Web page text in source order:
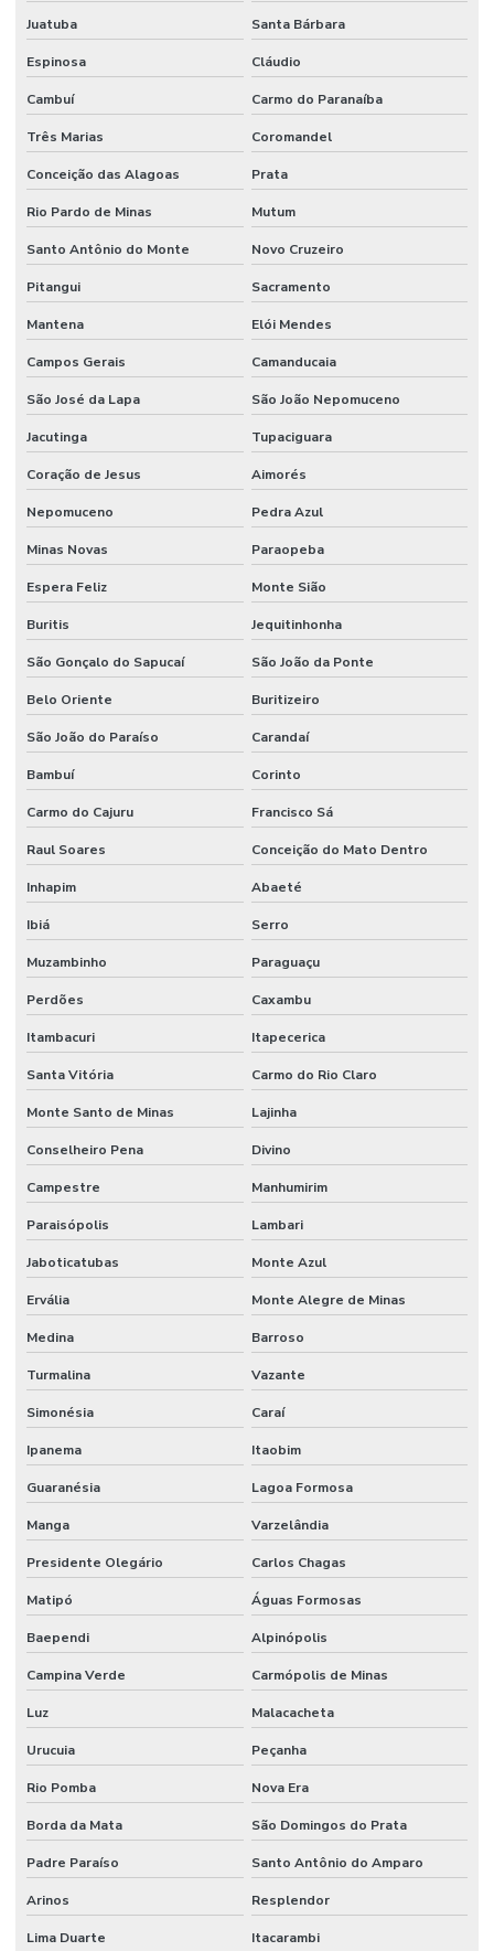
Juatuba Santa Bárbara
Espinosa Cláudio
Cambuí Carmo do Paranaíba
Três Marias Coromandel
Conceição das Alagoas Prata
Rio Pardo de Minas Mutum
Santo Antônio do Monte Novo Cruzeiro
Pitangui Sacramento
Mantena Elói Mendes
Campos Gerais Camanducaia
São José da Lapa São João Nepomuceno
Jacutinga Tupaciguara
Coração de Jesus Aimorés
Nepomuceno Pedra Azul
Minas Novas Paraopeba
Espera Feliz Monte Sião
Buritis Jequitinhonha
São Gonçalo do Sapucaí São João da Ponte
Belo Oriente Buritizeiro
São João do Paraíso Carandaí
Bambuí Corinto
Carmo do Cajuru Francisco Sá
Raul Soares Conceição do Mato Dentro
Inhapim Abaeté
Ibiá Serro
Muzambinho Paraguaçu
Perdões Caxambu
Itambacuri Itapecerica
Santa Vitória Carmo do Rio Claro
Monte Santo de Minas Lajinha
Conselheiro Pena Divino
Campestre Manhumirim
Paraisópolis Lambari
Jaboticatubas Monte Azul
Ervália Monte Alegre de Minas
Medina Barroso
Turmalina Vazante
Simonésia Caraí
Ipanema Itaobim
Guaranésia Lagoa Formosa
Manga Varzelândia
Presidente Olegário Carlos Chagas
Matipó Águas Formosas
Baependi Alpinópolis
Campina Verde Carmópolis de Minas
Luz Malacacheta
Urucuia Peçanha
Rio Pomba Nova Era
Borda da Mata São Domingos do Prata
Padre Paraíso Santo Antônio do Amparo
Arinos Resplendor
Lima Duarte Itacarambi